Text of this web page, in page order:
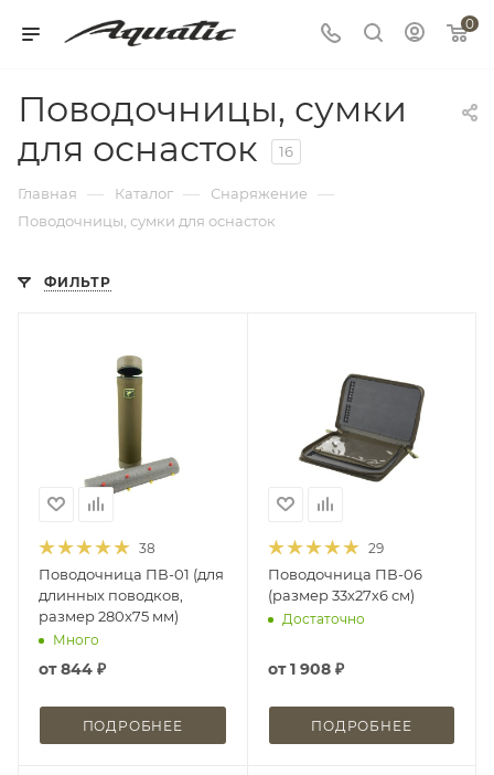
0
Поводочницы, сумки
для оснасток
16
Главная — Каталог — Снаряжение —
Поводочницы, сумки для оснасток
ФИЛЬТР
38
Поводочница ПВ-01 (для
длинных поводков,
размер 280x75 мм)
Много
от844 ₽
ПОДРОБНЕЕ
29
Поводочница ПВ-06
(размер 33х27х6 см)
Достаточно
от1 908 ₽
ПОДРОБНЕЕ